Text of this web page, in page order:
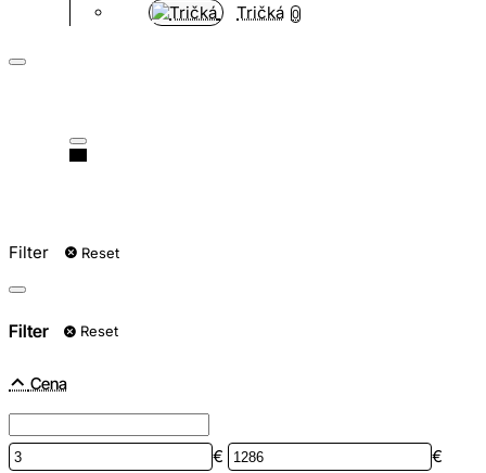
Tričká 0
Filter Reset
Filter Reset
Cena
€ €